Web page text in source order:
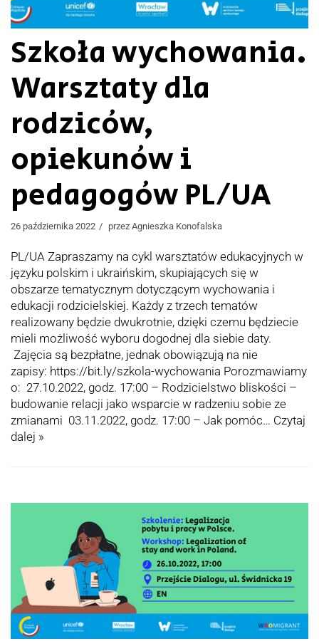
Szkoła wychowania.
Warsztaty dla
rodziców,
opiekunów i
pedagogów PL/UA
26 października 2022 przez Agnieszka Konofalska
PL/UA Zapraszamy na cykl warsztatów edukacyjnych w
języku polskim i ukraińskim, skupiających się w
obszarze tematycznym dotyczącym wychowania i
edukacji rodzicielskiej. Każdy z trzech tematów
realizowany będzie dwukrotnie, dzięki czemu będziecie
mieli możliwość wyboru dogodnej dla siebie daty.
Zajęcia są bezpłatne, jednak obowiązują na nie
zapisy: https://bit.ly/szkola-wychowania Porozmawiamy
o: 27.10.2022, godz. 17:00 – Rodzicielstwo bliskości –
budowanie relacji jako wsparcie w radzeniu sobie ze
zmianami 03.11.2022, godz. 17:00 – Jak pomóc… Czytaj
dalej »